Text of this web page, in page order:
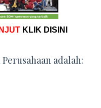
KLIK DISINI
adalah: